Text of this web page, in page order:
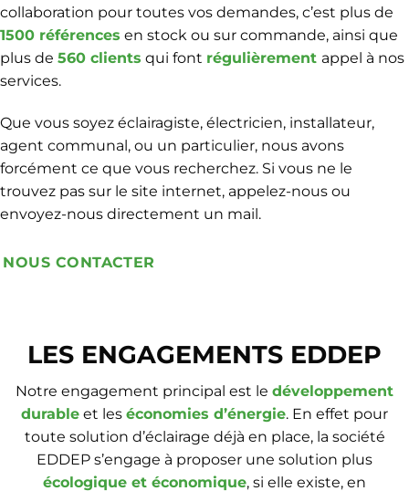
collaboration pour toutes vos demandes, c’est plus de
1500 références en stock ou sur commande, ainsi que
plus de 560 clients qui font régulièrement appel à nos
services.
Que vous soyez éclairagiste, électricien, installateur,
agent communal, ou un particulier, nous avons
forcément ce que vous recherchez. Si vous ne le
trouvez pas sur le site internet, appelez-nous ou
envoyez-nous directement un mail.
NOUS CONTACTER
LES ENGAGEMENTS EDDEP
Notre engagement principal est le développement
durable et les économies d’énergie. En effet pour
toute solution d’éclairage déjà en place, la société
EDDEP s’engage à proposer une solution plus
écologique et économique, si elle existe, en